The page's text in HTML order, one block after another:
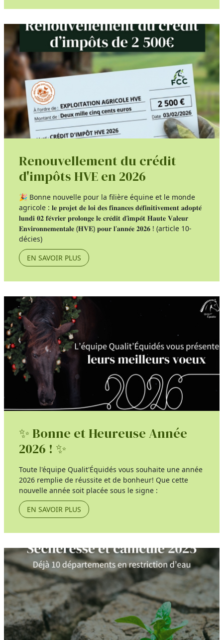
Renouvellement du crédit
d'impôts HVE en 2026
🎉 Bonne nouvelle pour la filière équine et le monde
agricole : 𝐥𝐞 𝐩𝐫𝐨𝐣𝐞𝐭 𝐝𝐞 𝐥𝐨𝐢 𝐝𝐞𝐬 𝐟𝐢𝐧𝐚𝐧𝐜𝐞𝐬 𝐝𝐞́𝐟𝐢𝐧𝐢𝐭𝐢𝐯𝐞𝐦𝐞𝐧𝐭 𝐚𝐝𝐨𝐩𝐭𝐞́
𝐥𝐮𝐧𝐝𝐢 𝟎𝟐 𝐟𝐞́𝐯𝐫𝐢𝐞𝐫 𝐩𝐫𝐨𝐥𝐨𝐧𝐠𝐞 𝐥𝐞 𝐜𝐫𝐞́𝐝𝐢𝐭 𝐝’𝐢𝐦𝐩𝐨̂𝐭 𝐇𝐚𝐮𝐭𝐞 𝐕𝐚𝐥𝐞𝐮𝐫
𝐄𝐧𝐯𝐢𝐫𝐨𝐧𝐧𝐞𝐦𝐞𝐧𝐭𝐚𝐥𝐞 (𝐇𝐕𝐄) 𝐩𝐨𝐮𝐫 𝐥'𝐚𝐧𝐧𝐞́𝐞 𝟐𝟎𝟐𝟔 ! (article 10-
décies)
EN SAVOIR PLUS
✨ Bonne et Heureuse Année
2026 ! ✨
Toute l'équipe Qualit'Équidés vous souhaite une année
2026 remplie de réussite et de bonheur! Que cette
nouvelle année soit placée sous le signe :
EN SAVOIR PLUS